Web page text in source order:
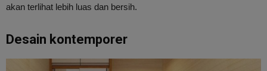
akan terlihat lebih luas dan bersih.
Desain kontemporer